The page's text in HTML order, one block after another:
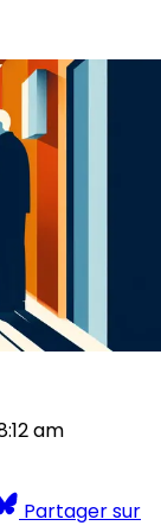
am
Partager sur